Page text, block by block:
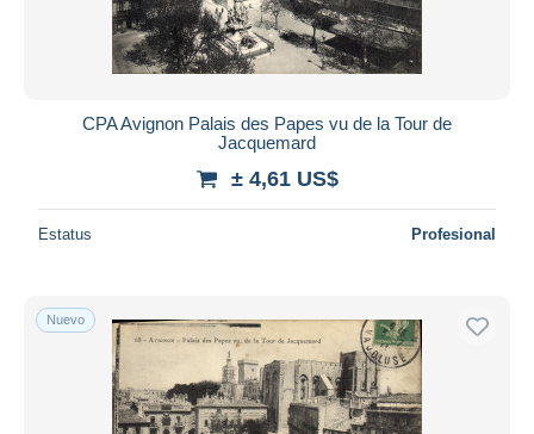
CPA Avignon Palais des Papes vu de la Tour de
Jacquemard
± 4,61 US$
Estatus Profesional
Nuevo